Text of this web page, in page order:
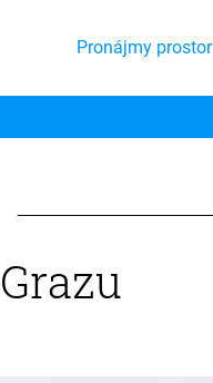
Pronájmy prostor